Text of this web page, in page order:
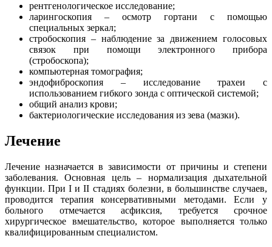
рентгенологическое исследование;
ларингоскопия – осмотр гортани с помощью
специальных зеркал;
стробоскопия – наблюдение за движением голосовых
связок при помощи электронного прибора
(стробоскопа);
компьютерная томография;
эндофиброскопия – исследование трахеи с
использованием гибкого зонда с оптической системой;
общий анализ крови;
бактериологические исследования из зева (мазки).
Лечение
Лечение назначается в зависимости от причины и степени
заболевания. Основная цель – нормализация дыхательной
функции. При I и II стадиях болезни, в большинстве случаев,
проводится терапия консервативными методами. Если у
больного отмечается асфиксия, требуется срочное
хирургическое вмешательство, которое выполняется только
квалифицированным специалистом.